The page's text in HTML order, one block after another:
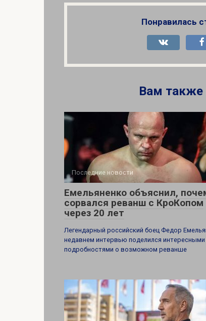
Понравилась
Вам также
Последние новости
Емельяненко объяснил,
сорвался реванш с КроКопом
через 20 лет
Легендарный российский боец Федор
недавнем интервью поделился интересными
подробностями о возможном реванше